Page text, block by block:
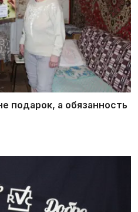
подарок, а обязанность